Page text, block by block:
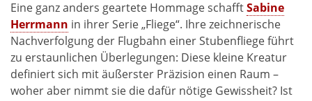
Eine ganz anders geartete Hommage schafftSabine
Herrmann in ihrer Serie „Fliege“. Ihre zeichnerische
Nachverfolgung der Flugbahn einer Stubenfliege führt
zu erstaunlichen Überlegungen: Diese kleine Kreatur
definiert sich mit äußerster Präzision einen Raum –
woher aber nimmt sie die dafür nötige Gewissheit? Ist